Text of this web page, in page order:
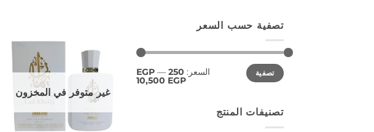
تصفية حسب السعر
أدنى
سعر
أعلى
سعرتصفية السعر: 250 EGP
—
10,500 EGP
تصنيفات المنتج
إضافة
المفضلة
غير متوفر في المخزون